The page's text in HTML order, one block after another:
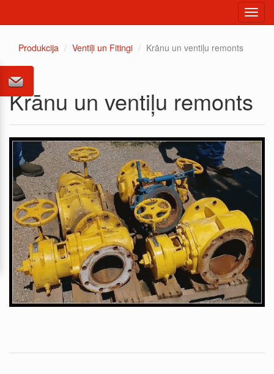
Produkcija
Ventiļi un Fitingi Krānu un ventiļu remonts
Krānu un ventiļu remonts